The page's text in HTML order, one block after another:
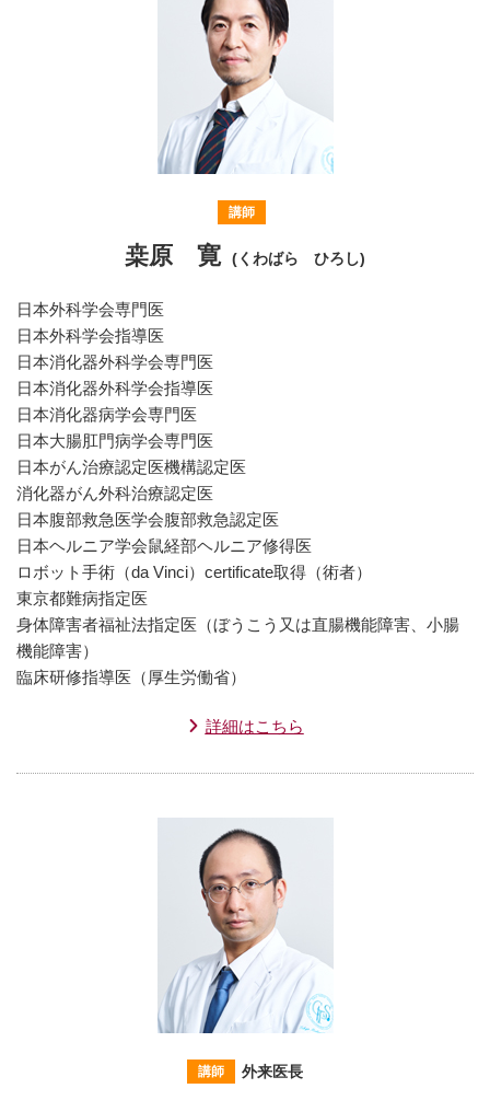
講師
桒原 寛 (くわばら ひろし)
日本外科学会専門医
日本外科学会指導医
日本消化器外科学会専門医
日本消化器外科学会指導医
日本消化器病学会専門医
日本大腸肛門病学会専門医
日本がん治療認定医機構認定医
消化器がん外科治療認定医
日本腹部救急医学会腹部救急認定医
日本ヘルニア学会鼠経部ヘルニア修得医
ロボット手術（da Vinci）certificate取得（術者）
東京都難病指定医
身体障害者福祉法指定医（ぼうこう又は直腸機能障害、小腸
機能障害）
臨床研修指導医（厚生労働省）
詳細はこちら
講師 外来医長